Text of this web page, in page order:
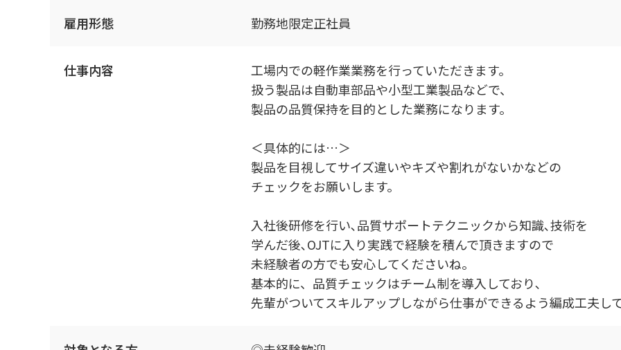
雇用形態 勤務地限定正社員
仕事内容
工場内での軽作業業務を行っていただきます。
扱う製品は自動車部品や小型工業製品などで、
製品の品質保持を目的とした業務になります。
＜具体的には…＞
製品を目視してサイズ違いやキズや割れがないかなどの
チェックをお願いします。
入社後研修を行い､品質サポートテクニックから知識､技術を
学んだ後､OJTに入り実践で経験を積んで頂きますので
未経験者の方でも安心してくださいね。
基本的に、品質チェックはチーム制を導入しており､
先輩がついてスキルアップしながら仕事ができるよう編成工夫し